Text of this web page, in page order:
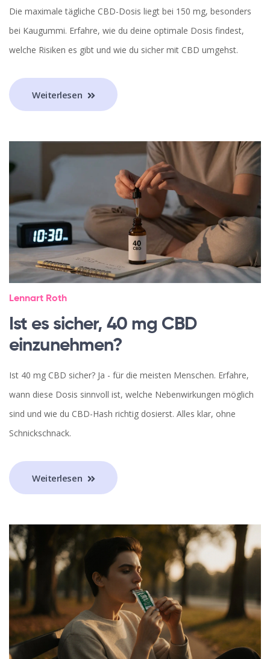
Die maximale tägliche CBD-Dosis liegt bei 150 mg, besonders
bei Kaugummi. Erfahre, wie du deine optimale Dosis findest,
welche Risiken es gibt und wie du sicher mit CBD umgehst.
Weiterlesen
Lennart Roth
Ist es sicher, 40 mg CBD
einzunehmen?
Ist 40 mg CBD sicher? Ja - für die meisten Menschen. Erfahre,
wann diese Dosis sinnvoll ist, welche Nebenwirkungen möglich
sind und wie du CBD-Hash richtig dosierst. Alles klar, ohne
Schnickschnack.
Weiterlesen